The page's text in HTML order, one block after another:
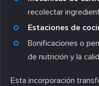
recolectar
Estaciones de
Bonificaciones o
de nutrición y la
Esta incorporación